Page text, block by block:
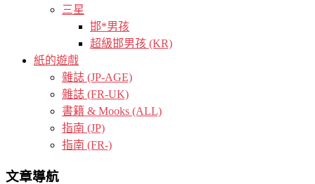
三星
邯*男孩
超級邯男孩 (KR)
紙的遊戲
雜誌 (JP-AGE)
雜誌 (FR-UK)
書籍 & Mooks (ALL)
指南 (JP)
指南 (FR-)
文章導航